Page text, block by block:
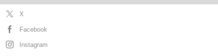
X
Facebook
Instagram